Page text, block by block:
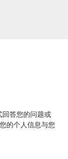
回答您的问题或
的个人信息与您